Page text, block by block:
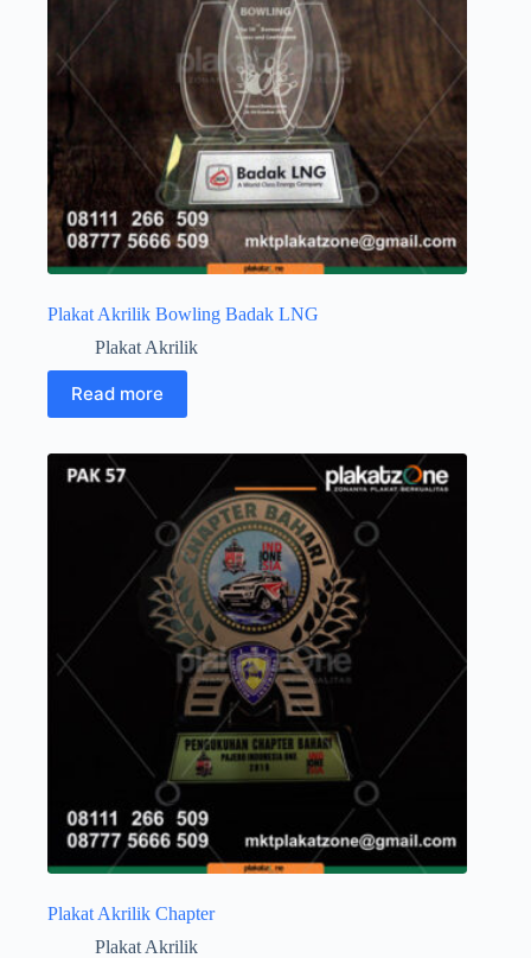
Plakat Akrilik Bowling Badak LNG
Plakat Akrilik
Read more
Plakat Akrilik Chapter
Plakat Akrilik